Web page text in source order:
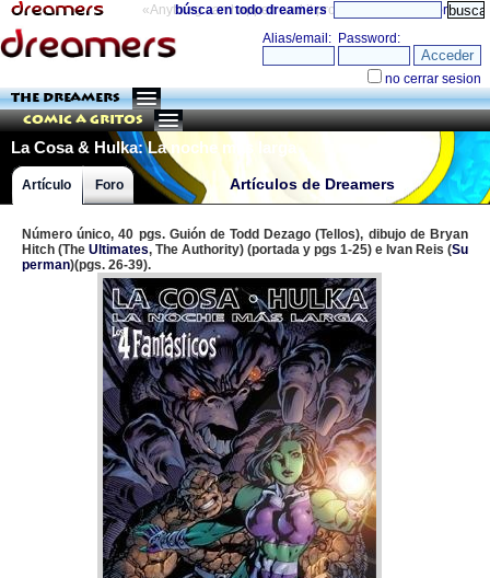
«Anything can happen and it probably will» directorio
búsca en todo dreamers
THE DREAMERS
Comic a Gritos
La Cosa & Hulka: La noche más larga
Artículos de Dreamers
Artículo Foro
Número único, 40 pgs. Guión de Todd Dezago (Tellos), dibujo de Bryan
Hitch (The Ultimates, The Authority) (portada y pgs 1-25) e Ivan Reis (Su
perman)(pgs. 26-39).